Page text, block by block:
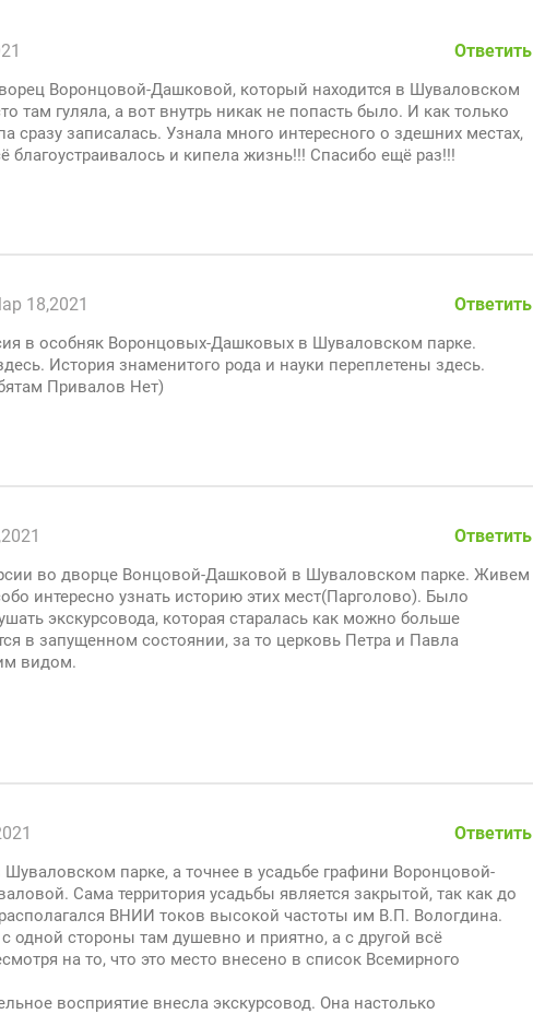
Ответить
Воронцовой-Дашковой, который находится в Шуваловском
там гуляла, а вот внутрь никак не попасть было. И как только
сразу записалась. Узнала много интересного о здешних местах,
благоустраивалось и кипела жизнь!!! Спасибо ещё раз!!!
18,2021 Ответить
в особняк Воронцовых-Дашковых в Шуваловском парке.
История знаменитого рода и науки переплетены здесь.
Привалов Нет)
Ответить
во дворце Вонцовой-Дашковой в Шуваловском парке. Живем
интересно узнать историю этих мест(Парголово). Было
экскурсовода, которая старалась как можно больше
в запущенном состоянии, за то церковь Петра и Павла
видом.
Ответить
Шуваловском парке, а точнее в усадьбе графини Воронцовой-
Сама территория усадьбы является закрытой, так как до
ВНИИ токов высокой частоты им В.П. Вологдина.
одной стороны там душевно и приятно, а с другой всё
на то, что это место внесено в список Всемирного
восприятие внесла экскурсовод. Она настолько